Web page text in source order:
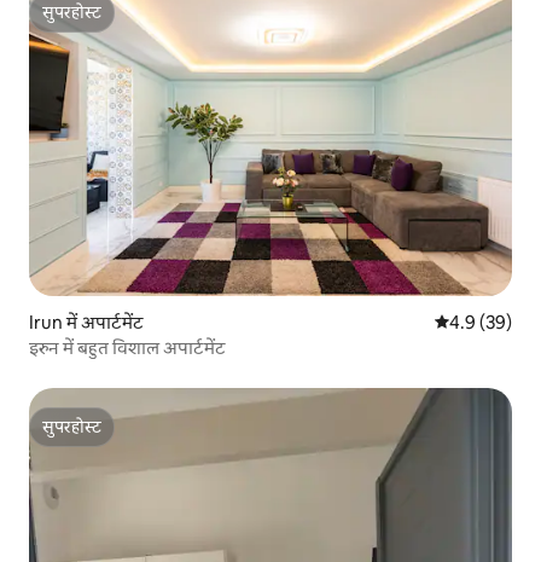
सुपरहोस्ट
सुपरहोस्ट
Irun में अपार्टमेंट औसत रेटिंग 5 में
4.9 (39)
इरुन में बहुत विशाल अपार्टमेंट
सुपरहोस्ट
सुपरहोस्ट